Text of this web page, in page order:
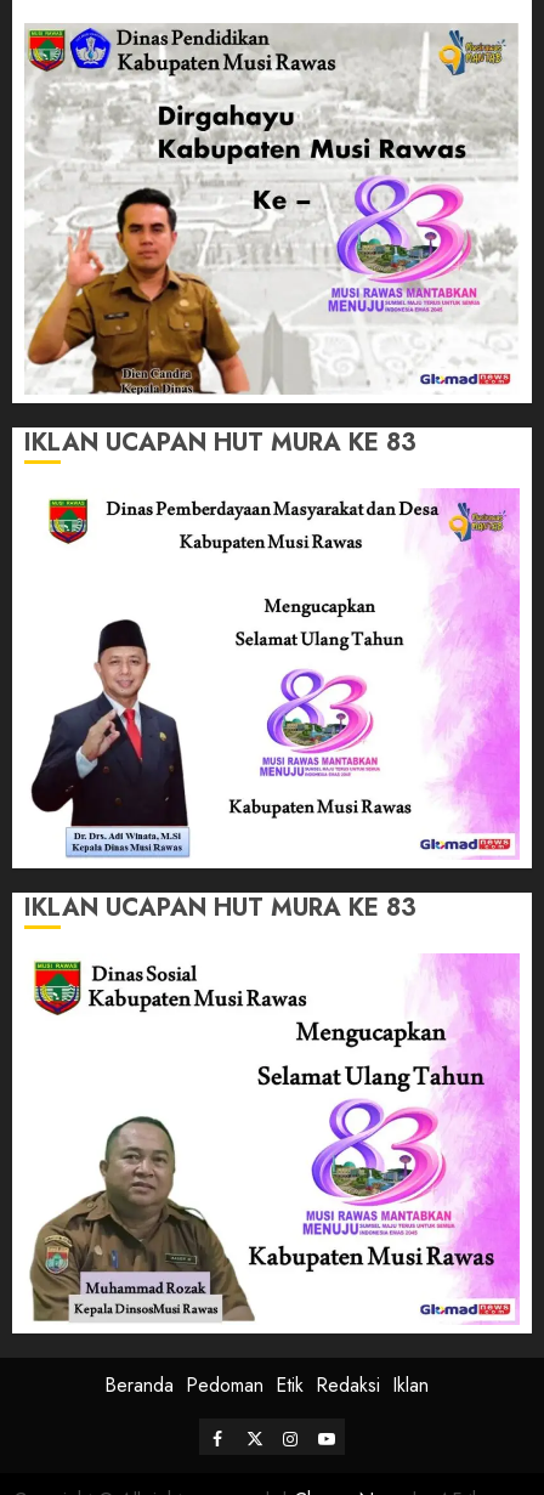
IKLAN UCAPAN HUT MURA KE 83
IKLAN UCAPAN HUT MURA KE 83
Beranda Pedoman Etik Redaksi Iklan
Facebook
TwitterInstagram
Youtube